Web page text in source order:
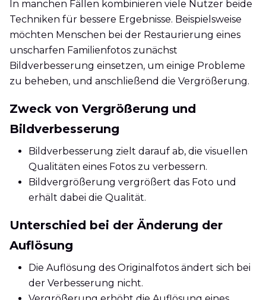
In manchen Fällen kombinieren viele Nutzer beide
Techniken für bessere Ergebnisse. Beispielsweise
möchten Menschen bei der Restaurierung eines
unscharfen Familienfotos zunächst
Bildverbesserung einsetzen, um einige Probleme
zu beheben, und anschließend die Vergrößerung.
Zweck von Vergrößerung und
Bildverbesserung
Bildverbesserung zielt darauf ab, die visuellen
Qualitäten eines Fotos zu verbessern.
Bildvergrößerung vergrößert das Foto und
erhält dabei die Qualität.
Unterschied bei der Änderung der
Auflösung
Die Auflösung des Originalfotos ändert sich bei
der Verbesserung nicht.